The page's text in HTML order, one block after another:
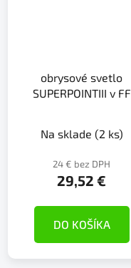
obrysové svetlo
SUPERPOINTIII v FF
Na sklade (2 ks)
24 € bez DPH
29,52 €
DO KOŠÍKA